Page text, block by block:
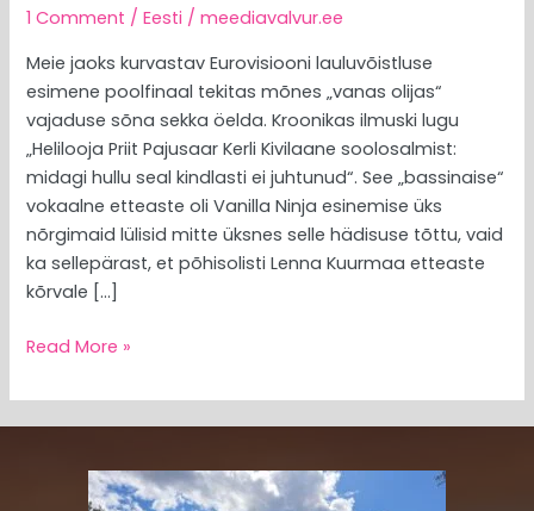
1 Comment /Eesti /meediavalvur.ee
Meie jaoks kurvastav Eurovisiooni lauluvõistluse
esimene poolfinaal tekitas mõnes „vanas olijas“
vajaduse sõna sekka öelda. Kroonikas ilmuski lugu
„Helilooja Priit Pajusaar Kerli Kivilaane soolosalmist:
midagi hullu seal kindlasti ei juhtunud“. See „bassinaise“
vokaalne etteaste oli Vanilla Ninja esinemise üks
nõrgimaid lülisid mitte üksnes selle hädisuse tõttu, vaid
ka sellepärast, et põhisolisti Lenna Kuurmaa etteaste
kõrvale […]
Read More »